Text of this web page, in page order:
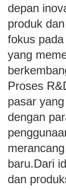
depan
produk
fokus
yang
Proses
pasar
dengan
baru.Dari
dan